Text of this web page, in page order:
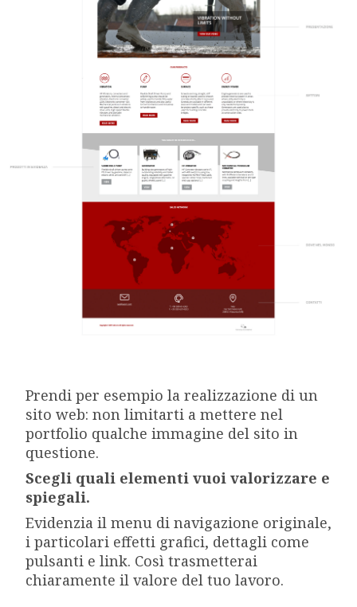
Prendi per esempio la realizzazione di un
sito web: non limitarti a mettere nel
portfolio qualche immagine del sito in
questione.
Scegli quali elementi vuoi valorizzare e
spiegali.
Evidenzia il menu di navigazione originale,
i particolari effetti grafici, dettagli come
pulsanti e link. Così trasmetterai
chiaramente il valore del tuo lavoro.